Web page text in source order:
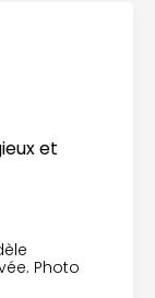
et
Photo